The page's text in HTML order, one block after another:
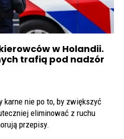
w Holandii.
trafią pod nadzór
karne nie po to, by zwiększyć
eliminować z ruchu
przepisy.